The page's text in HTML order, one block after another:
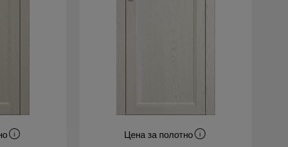
Цена за полотно